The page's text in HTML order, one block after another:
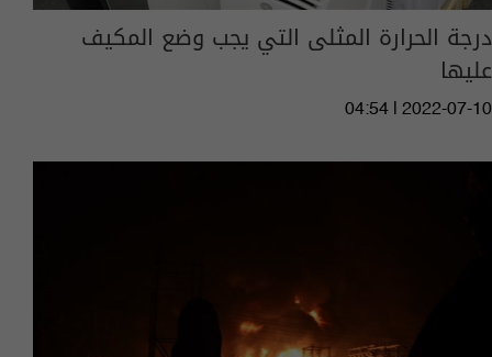
درجة الحرارة المثلى التي يجب وضع المكيف
عليها
04:54 | 2022-07-10